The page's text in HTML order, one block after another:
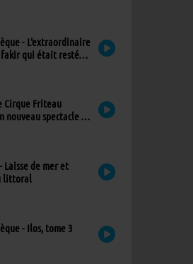
- L'extraordinaire
fakir qui était resté
Cirque Friteau
nouveau spectacle à
Laisse de mer et
littoral
- Ilos, tome 3